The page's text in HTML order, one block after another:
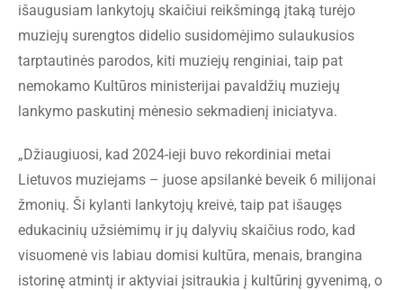
išaugusiam lankytojų skaičiui reikšmingą įtaką turėjo
muziejų surengtos didelio susidomėjimo sulaukusios
tarptautinės parodos, kiti muziejų renginiai, taip pat
nemokamo Kultūros ministerijai pavaldžių muziejų
lankymo paskutinį mėnesio sekmadienį iniciatyva.
„Džiaugiuosi, kad 2024-ieji buvo rekordiniai metai
Lietuvos muziejams – juose apsilankė beveik 6 milijonai
žmonių. Ši kylanti lankytojų kreivė, taip pat išaugęs
edukacinių užsiėmimų ir jų dalyvių skaičius rodo, kad
visuomenė vis labiau domisi kultūra, menais, brangina
istorinę atmintį ir aktyviai įsitraukia į kultūrinį gyvenimą, o